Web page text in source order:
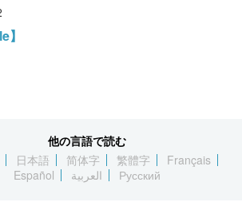
】
他の言語で読む
日本語 简体字 繁體字
Français
Español
العربية Русский